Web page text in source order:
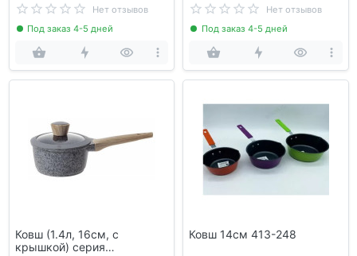
Нет отзывов
Под заказ 4-5 дней
Нет отзывов
Под заказ 4-5 дней
Ковш (1.4л, 16см, с
крышкой) серия
Ковш 14см 413-248